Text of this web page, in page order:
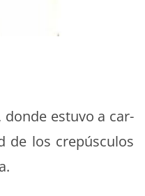
donde estu­vo a car­
de los crepús­cu­los